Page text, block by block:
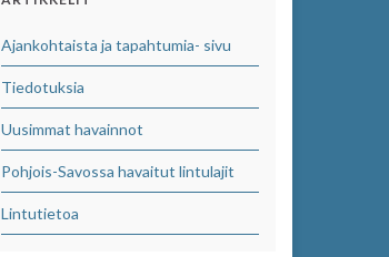
Ajankohtaista ja tapahtumia- sivu
Tiedotuksia
Uusimmat havainnot
Pohjois-Savossa havaitut lintulajit
Lintutietoa